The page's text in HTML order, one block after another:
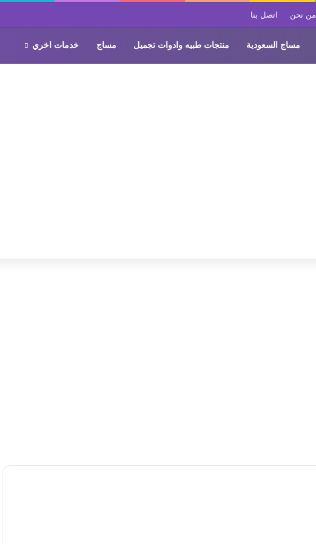
من نحن اتصل بنا
مساج السعودية منتجات طبيه وادوات تجميل مساج خدمات اخري